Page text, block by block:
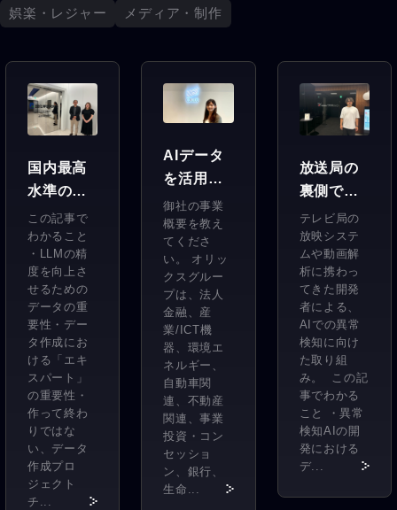
娯楽・レジャー
メディア・制作
国内最高
水準の
LLM 開
発。精度
向上に没
頭する研
究チーム
の課題と
は。
この記事で
わかること
・LLMの精
度を向上さ
せるための
データの重
要性・デー
タ作成にお
ける「エキ
スパート」
の重要性・
作って終わ
りではな
い、データ
作成プロ
ジェクト
チ...
AIデータ
を活用し
て効率的
な帳票管
理を実
現。
『PATPO
ST(パット
ポスト)』
の成功の
秘訣。
御社の事業
概要を教え
てくださ
い。 オリッ
クスグルー
プは、法人
金融、産
業/ICT機
器、環境エ
ネルギー、
自動車関
連、不動産
関連、事業
投資・コン
セッショ
ン、銀行、
生命...
放送局の
裏側でAI
開発に着
手。会社
全体に拡
げるべ
く、まず
私ができ
ること―
—。
テレビ局の
放映システ
ムや動画解
析に携わっ
てきた開発
者による、
AIでの異常
検知に向け
た取り組
み。 この記
事でわかる
こと ・異常
検知AIの開
発における
デ...